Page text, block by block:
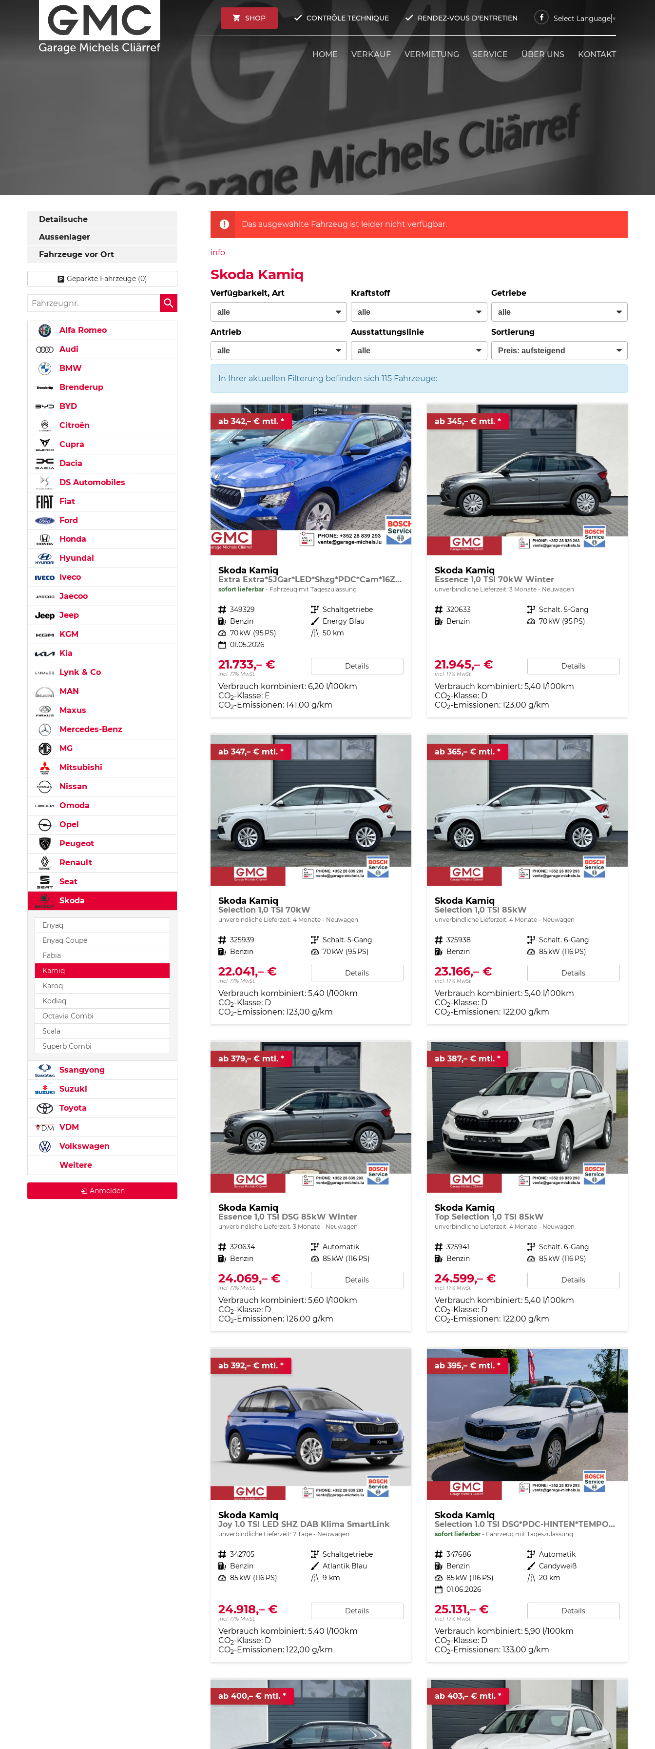
SHOP CONTRÔLE TECHNIQUE RENDEZ-VOUS D'ENTRETIEN Select Language ▼
HOME VERKAUF VERMIETUNG SERVICE ÜBER UNS KONTAKT
Das ausgewählte Fahrzeug ist leider nicht verfügbar.
info
Skoda Kamiq
Verfügbarkeit, Art Kraftstoff Getriebe
Antrieb Ausstattungslinie Sortierung
In Ihrer aktuellen Filterung befinden sich 115Fahrzeuge:
ab 342,– € mtl.
Skoda Kamiq
Extra Extra*5JGar*LED*Shzg*PDC*Cam*16Zoll*ACA*
sofort lieferbar Fahrzeug mit Tageszulassung
Fahrzeugnr. 349329 Getriebe Schaltgetriebe
Kraftstoff Benzin Außenfarbe Energy Blau
Leistung 70 kW (95 PS) Kilometerstand 50 km
01.05.2026
21.733,– €
incl. 17% MwSt.
Details
Verbrauch kombiniert: 6,20 l/100km
CO2-Klasse: E
CO2-Emissionen: 141,00 g/km
ab 345,– € mtl.
Skoda Kamiq
Essence 1,0 TSI 70kW Winter
unverbindliche Lieferzeit: 3 Monate Neuwagen
Fahrzeugnr. 320633 Getriebe Schalt. 5-Gang
Kraftstoff Benzin Leistung 70 kW (95 PS)
21.945,– €
incl. 17% MwSt.
Details
Verbrauch kombiniert: 5,40 l/100km
CO2-Klasse: D
CO2-Emissionen: 123,00 g/km
ab 347,– € mtl.
Skoda Kamiq
Selection 1,0 TSI 70kW
unverbindliche Lieferzeit: 4 Monate Neuwagen
Fahrzeugnr. 325939 Getriebe Schalt. 5-Gang
Kraftstoff Benzin Leistung 70 kW (95 PS)
22.041,– €
incl. 17% MwSt.
Details
Verbrauch kombiniert: 5,40 l/100km
CO2-Klasse: D
CO2-Emissionen: 123,00 g/km
ab 365,– € mtl.
Skoda Kamiq
Selection 1,0 TSI 85kW
unverbindliche Lieferzeit: 4 Monate Neuwagen
Fahrzeugnr. 325938 Getriebe Schalt. 6-Gang
Kraftstoff Benzin Leistung 85 kW (116 PS)
23.166,– €
incl. 17% MwSt.
Details
Verbrauch kombiniert: 5,40 l/100km
CO2-Klasse: D
CO2-Emissionen: 122,00 g/km
ab 379,– € mtl.
Skoda Kamiq
Essence 1,0 TSI DSG 85kW Winter
unverbindliche Lieferzeit: 3 Monate Neuwagen
Fahrzeugnr. 320634 Getriebe Automatik
Kraftstoff Benzin Leistung 85 kW (116 PS)
24.069,– €
incl. 17% MwSt.
Details
Verbrauch kombiniert: 5,60 l/100km
CO2-Klasse: D
CO2-Emissionen: 126,00 g/km
ab 387,– € mtl.
Skoda Kamiq
Top Selection 1,0 TSI 85kW
unverbindliche Lieferzeit: 4 Monate Neuwagen
Fahrzeugnr. 325941 Getriebe Schalt. 6-Gang
Kraftstoff Benzin Leistung 85 kW (116 PS)
24.599,– €
incl. 17% MwSt.
Details
Verbrauch kombiniert: 5,40 l/100km
CO2-Klasse: D
CO2-Emissionen: 122,00 g/km
ab 392,– € mtl.
Skoda Kamiq
Joy 1.0 TSI LED SHZ DAB Klima SmartLink
unverbindliche Lieferzeit: 7 Tage Neuwagen
Fahrzeugnr. 342705 Getriebe Schaltgetriebe
Kraftstoff Benzin Außenfarbe Atlantik Blau
Leistung 85 kW (116 PS) Kilometerstand 9 km
24.918,– €
incl. 17% MwSt.
Details
Verbrauch kombiniert: 5,40 l/100km
CO2-Klasse: D
CO2-Emissionen: 122,00 g/km
ab 395,– € mtl.
Skoda Kamiq
Selection 1.0 TSI DSG*PDC-HINTEN*TEMPOMAT*SMARTLINK*SHZ*LED*KLIMAAUTOMATIK*
sofort lieferbar Fahrzeug mit Tageszulassung
Fahrzeugnr. 347686 Getriebe Automatik
Kraftstoff Benzin Außenfarbe Candyweiß
Leistung 85 kW (116 PS) Kilometerstand 20 km
01.06.2026
25.131,– €
incl. 17% MwSt.
Details
Verbrauch kombiniert: 5,90 l/100km
CO2-Klasse: D
CO2-Emissionen: 133,00 g/km
ab 400,– € mtl. ab 403,– € mtl.
Detailsuche
Aussenlager
Fahrzeuge vor Ort
Geparkte Fahrzeuge (0)
Fahrzeugnr.
Alfa Romeo
Audi
BMW
Brenderup
BYD
Citroën
Cupra
Dacia
DS Automobiles
Fiat
Ford
Honda
Hyundai
Iveco
Jaecoo
Jeep
KGM
Kia
Lynk & Co
MAN
Maxus
Mercedes-Benz
MG
Mitsubishi
Nissan
Omoda
Opel
Peugeot
Renault
Seat
Skoda
Enyaq
Enyaq Coupé
Fabia
Kamiq
Karoq
Kodiaq
Octavia Combi
Scala
Superb Combi
Ssangyong
Suzuki
Toyota
VDM
Volkswagen
Weitere
Anmelden